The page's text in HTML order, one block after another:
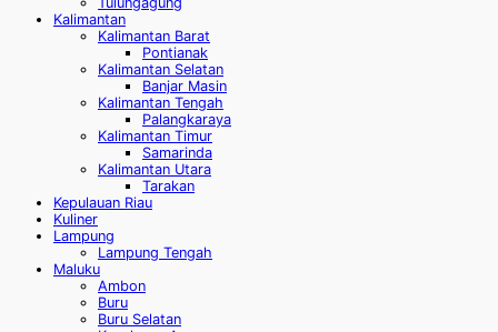
Kalimantan
Kalimantan Barat
Pontianak
Kalimantan Selatan
Banjar Masin
Kalimantan Tengah
Palangkaraya
Kalimantan Timur
Samarinda
Kalimantan Utara
Tarakan
Kepulauan Riau
Kuliner
Lampung
Lampung Tengah
Maluku
Ambon
Buru
Buru Selatan